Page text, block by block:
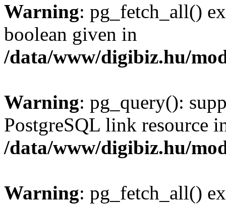
Warning: pg_fetch_all()
boolean given in
/data/www/digibiz.hu/
Warning: pg_query():
PostgreSQL link resource
/data/www/digibiz.hu/
Warning: pg_fetch_all()